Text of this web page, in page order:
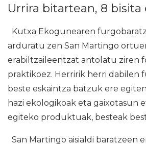
Urrira bitartean, 8
Kutxa Ekogunearen
arduratu zen San Martingo
erabiltzaileentzat antolatu ziren
praktikoez. Herririk herri dabilen
beste eskaintza batzuk ere
hazi ekologikoak eta gaixotasun
egiteko produktuak, besteak
San Martingo aisialdi baratzeen